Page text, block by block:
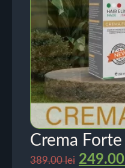
Crema Forte
389.00lei 249.00